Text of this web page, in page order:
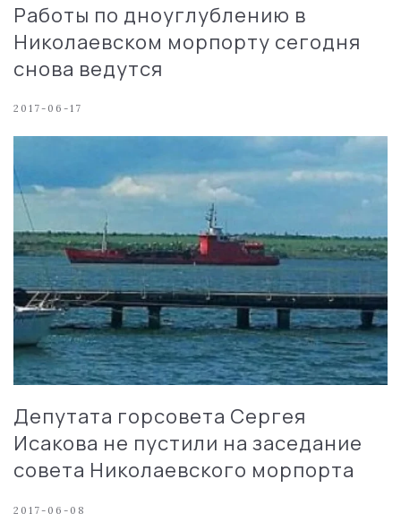
Работы по дноуглублению в
Николаевском морпорту сегодня
снова ведутся
2017-06-17
Депутата горсовета Сергея
Исакова не пустили на заседание
совета Николаевского морпорта
2017-06-08